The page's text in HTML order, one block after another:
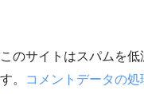
このサイトはスパムを
す。
コメントデータの